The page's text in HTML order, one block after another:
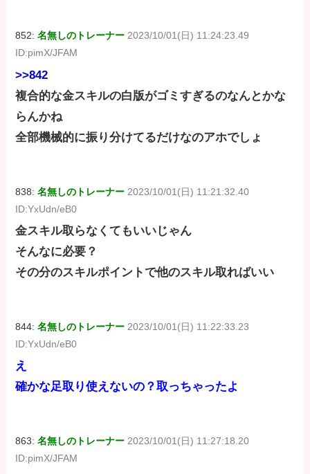
852:名無しのトレーナー 2023/10/01(日) 11:24:23.49
ID:pimX/JFAM
>>842
複合的な金スキルの白版がゴミすぎるのなんとかな
らんかね
全部機械的に振り分けてるだけなのアホでしょ
838:名無しのトレーナー 2023/10/01(日) 11:21:32.40
ID:YxUdn/eB0
金スキル取らなくてもいいじゃん
そんなに必要？
その分のスキルポイントで他のスキル取ればいい
844:名無しのトレーナー 2023/10/01(日) 11:22:33.23
ID:YxUdn/eB0
え
確かな足取り使えないの？取っちゃったよ
863:名無しのトレーナー 2023/10/01(日) 11:27:18.20
ID:pimX/JFAM